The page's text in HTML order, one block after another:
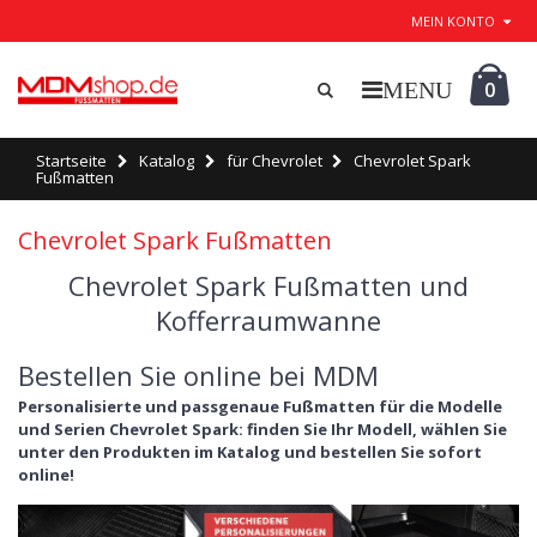
MEIN KONTO
0
Startseite Katalog für Chevrolet Chevrolet Spark
Fußmatten
Chevrolet Spark Fußmatten
Chevrolet Spark Fußmatten und
Kofferraumwanne
Bestellen Sie online bei MDM
Personalisierte und passgenaue Fußmatten für die Modelle
und Serien Chevrolet Spark: finden Sie Ihr Modell, wählen Sie
unter den Produkten im Katalog und bestellen Sie sofort
online!